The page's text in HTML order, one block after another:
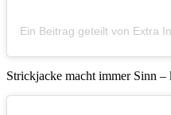
Strickjacke macht immer Sinn